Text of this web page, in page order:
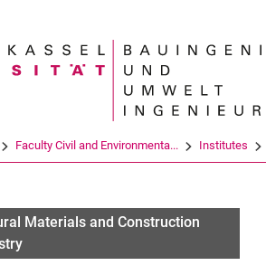
Search term
Faculty Civil and Environmenta... Institutes
Materials and Construction